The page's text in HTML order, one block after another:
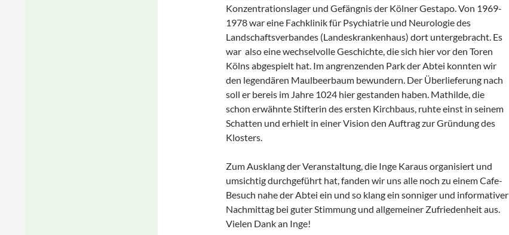
Konzentrationslager und Gefängnis der Kölner Gestapo. Von 1969-
1978 war eine Fachklinik für Psychiatrie und Neurologie des
Landschaftsverbandes (Landeskrankenhaus) dort untergebracht. Es
war also eine wechselvolle Geschichte, die sich hier vor den Toren
Kölns abgespielt hat. Im angrenzenden Park der Abtei konnten wir
den legendären Maulbeerbaum bewundern. Der Überlieferung nach
soll er bereis im Jahre 1024 hier gestanden haben. Mathilde, die
schon erwähnte Stifterin des ersten Kirchbaus, ruhte einst in seinem
Schatten und erhielt in einer Vision den Auftrag zur Gründung des
Klosters.
Zum Ausklang der Veranstaltung, die Inge Karaus organisiert und
umsichtig durchgeführt hat, fanden wir uns alle noch zu einem Cafe-
Besuch nahe der Abtei ein und so klang ein sonniger und informativer
Nachmittag bei guter Stimmung und allgemeiner Zufriedenheit aus.
Vielen Dank an Inge!